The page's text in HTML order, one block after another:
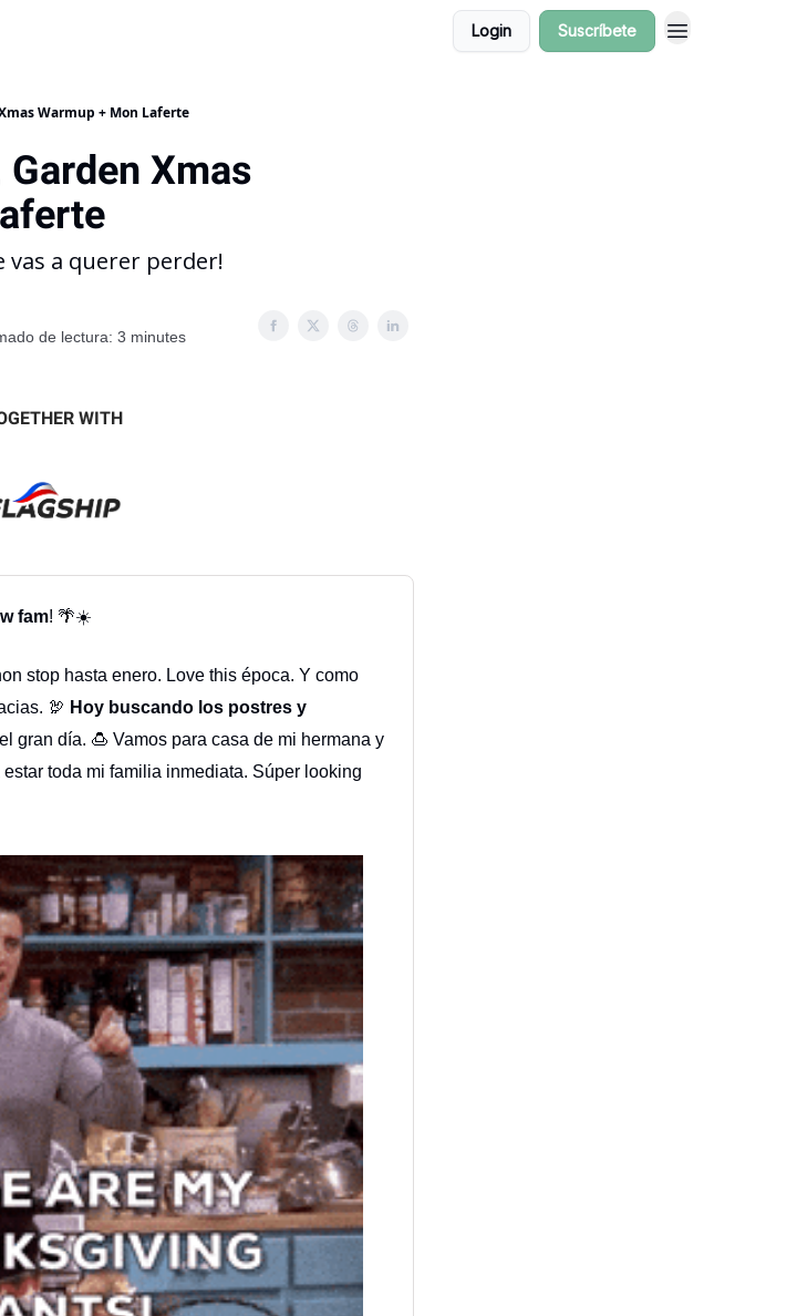
Login Suscríbete
Warmup + Mon Laferte
Xmas
vas a querer perder!
de lectura: 3 minutes
WITH
fam! 🌴☀️
stop hasta enero. Love this época. Y como
🦃 Hoy buscando los postres y
gran día. 🍮 Vamos para casa de mi hermana y
toda mi familia inmediata. Súper looking